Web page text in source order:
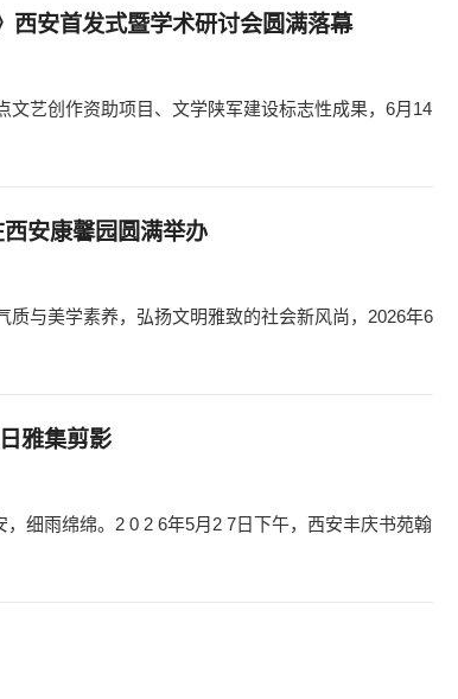
安首发式暨学术研讨会圆满落幕
艺创作资助项目、文学陕军建设标志性成果，6月14
安康馨园圆满举办
与美学素养，弘扬文明雅致的社会新风尚，2026年6
雅集剪影
细雨绵绵。2 0 2 6年5月2 7日下午，西安丰庆书苑翰